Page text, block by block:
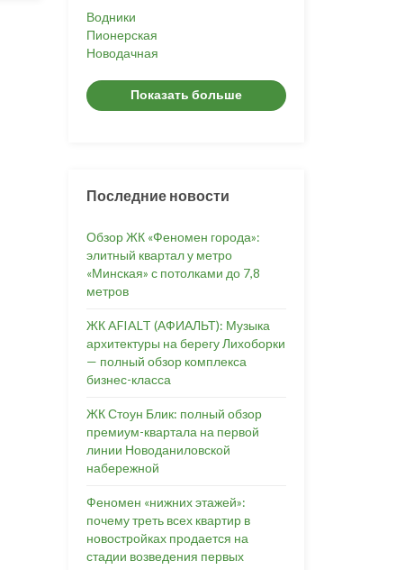
Водники
Пионерская
Новодачная
Показать больше
Последние новости
Обзор ЖК «Феномен города»:
элитный квартал у метро
«Минская» с потолками до 7,8
метров
ЖК AFIALT (АФИАЛЬТ): Музыка
архитектуры на берегу Лихоборки
— полный обзор комплекса
бизнес-класса
ЖК Стоун Блик: полный обзор
премиум-квартала на первой
линии Новоданиловской
набережной
Феномен «нижних этажей»:
почему треть всех квартир в
новостройках продается на
стадии возведения первых